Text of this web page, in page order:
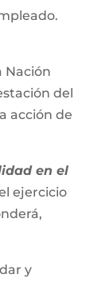
Nación
del
acción de
en el
ejercicio
y